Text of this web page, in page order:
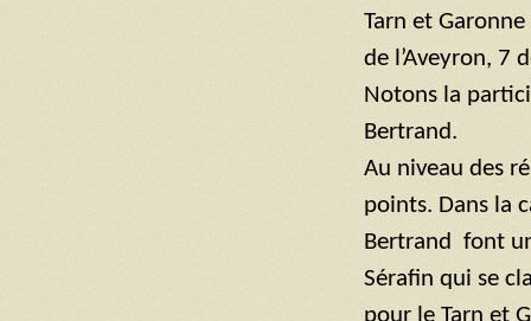
Tarn et
de l’Aveyron, 7
Notons la
Bertrand.
Au niveau des
points. Dans la
Bertrand font
Sérafin qui se
pour le Tarn et